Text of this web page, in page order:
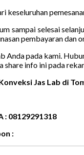
keseluruhan
sampai selesai
pembayaran
Anda pada kami.
share info ini pada
Jas Lab di
: 08129291318
: